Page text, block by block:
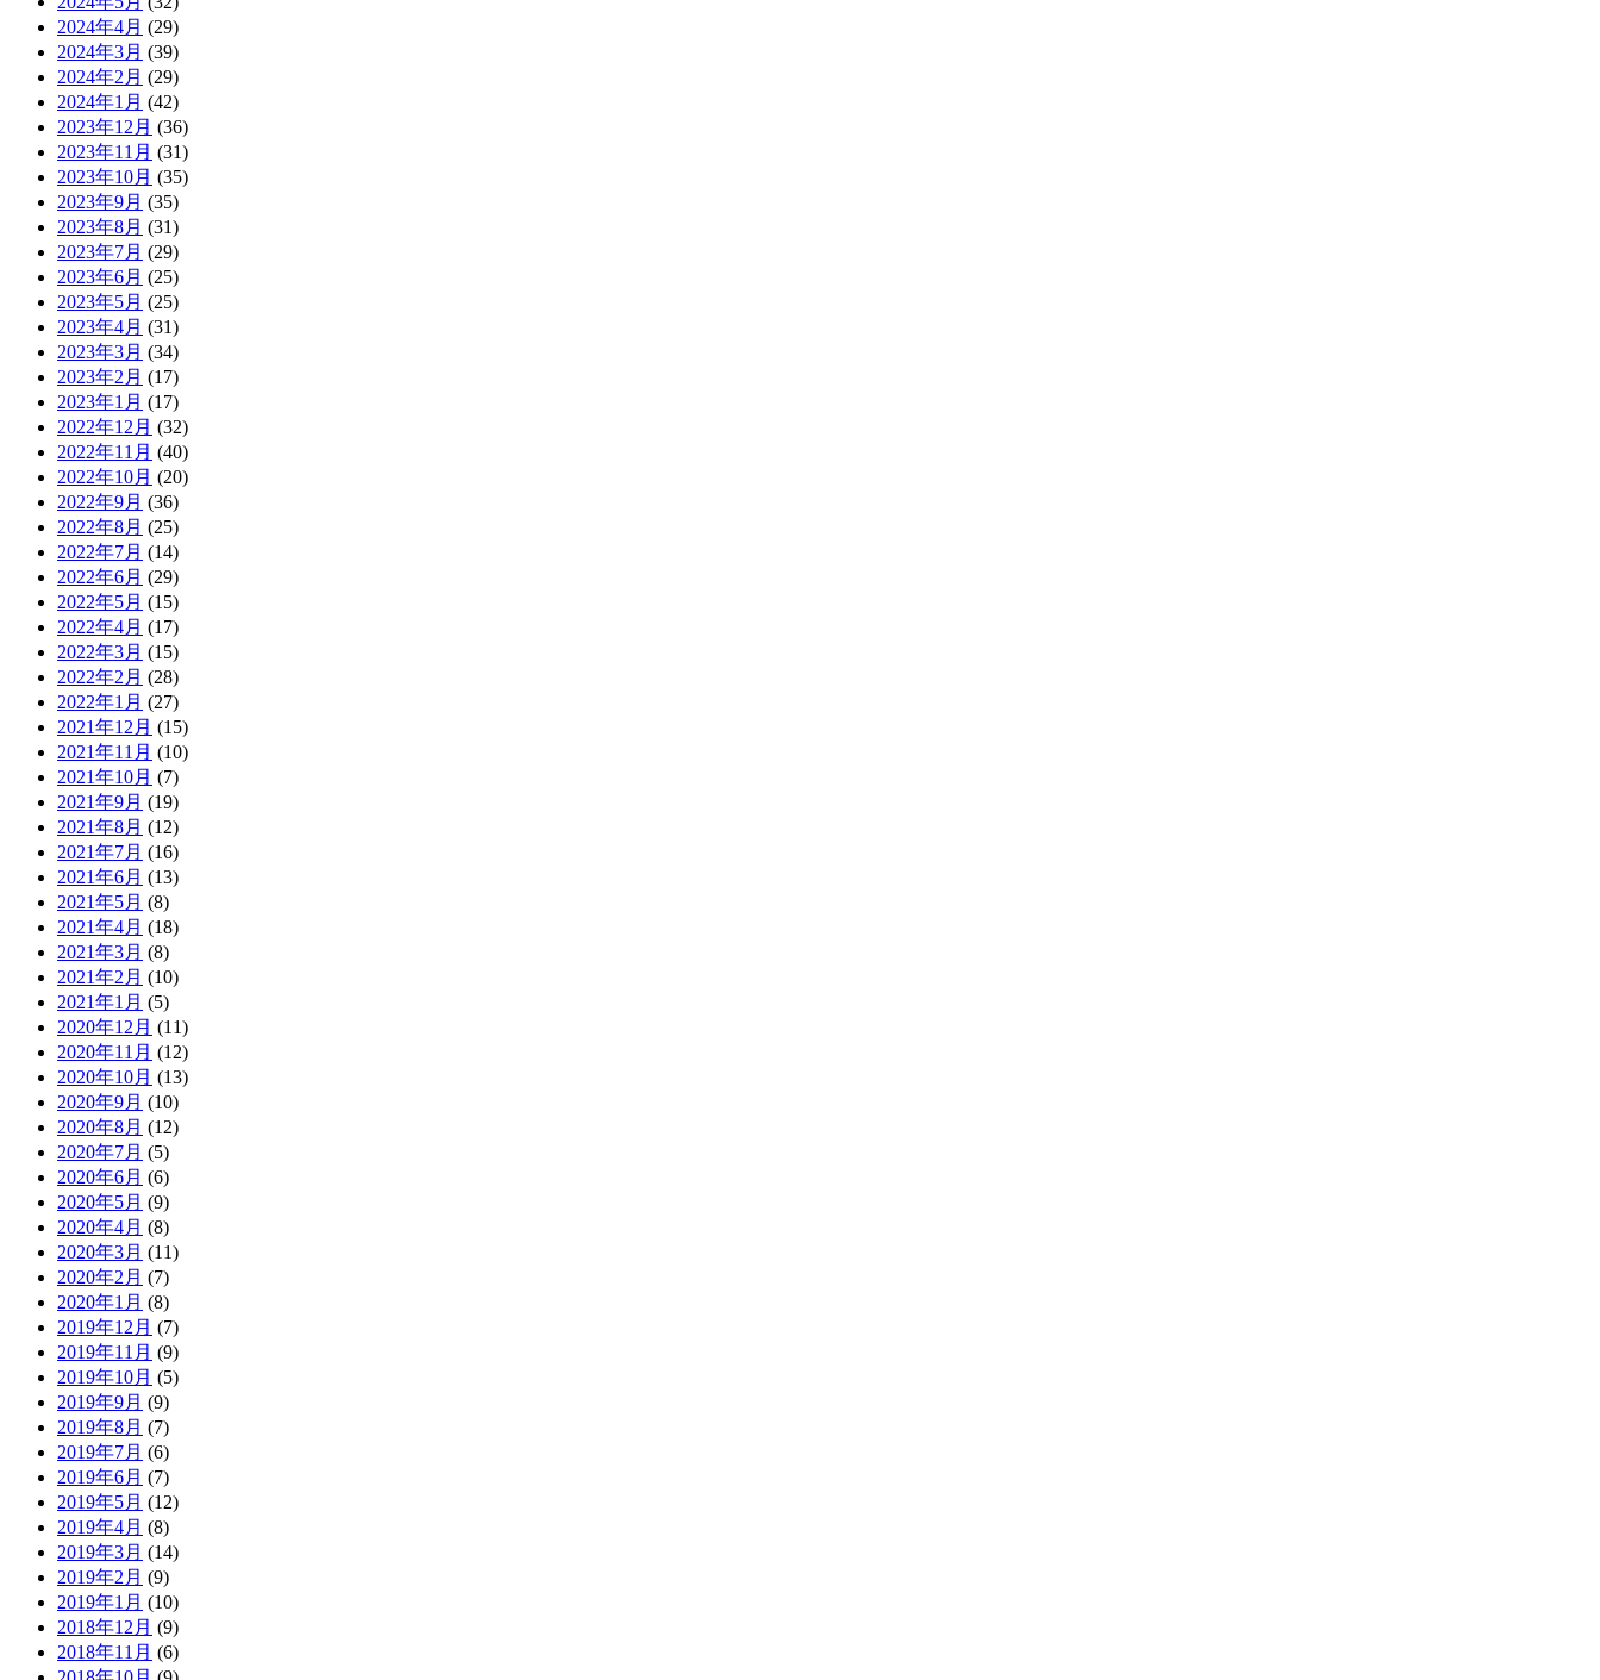
2024年4月 (29)
2024年3月 (39)
2024年2月 (29)
2024年1月 (42)
2023年12月 (36)
2023年11月 (31)
2023年10月 (35)
2023年9月 (35)
2023年8月 (31)
2023年7月 (29)
2023年6月 (25)
2023年5月 (25)
2023年4月 (31)
2023年3月 (34)
2023年2月 (17)
2023年1月 (17)
2022年12月 (32)
2022年11月 (40)
2022年10月 (20)
2022年9月 (36)
2022年8月 (25)
2022年7月 (14)
2022年6月 (29)
2022年5月 (15)
2022年4月 (17)
2022年3月 (15)
2022年2月 (28)
2022年1月 (27)
2021年12月 (15)
2021年11月 (10)
2021年10月 (7)
2021年9月 (19)
2021年8月 (12)
2021年7月 (16)
2021年6月 (13)
2021年5月 (8)
2021年4月 (18)
2021年3月 (8)
2021年2月 (10)
2021年1月 (5)
2020年12月 (11)
2020年11月 (12)
2020年10月 (13)
2020年9月 (10)
2020年8月 (12)
2020年7月 (5)
2020年6月 (6)
2020年5月 (9)
2020年4月 (8)
2020年3月 (11)
2020年2月 (7)
2020年1月 (8)
2019年12月 (7)
2019年11月 (9)
2019年10月 (5)
2019年9月 (9)
2019年8月 (7)
2019年7月 (6)
2019年6月 (7)
2019年5月 (12)
2019年4月 (8)
2019年3月 (14)
2019年2月 (9)
2019年1月 (10)
2018年12月 (9)
2018年11月 (6)